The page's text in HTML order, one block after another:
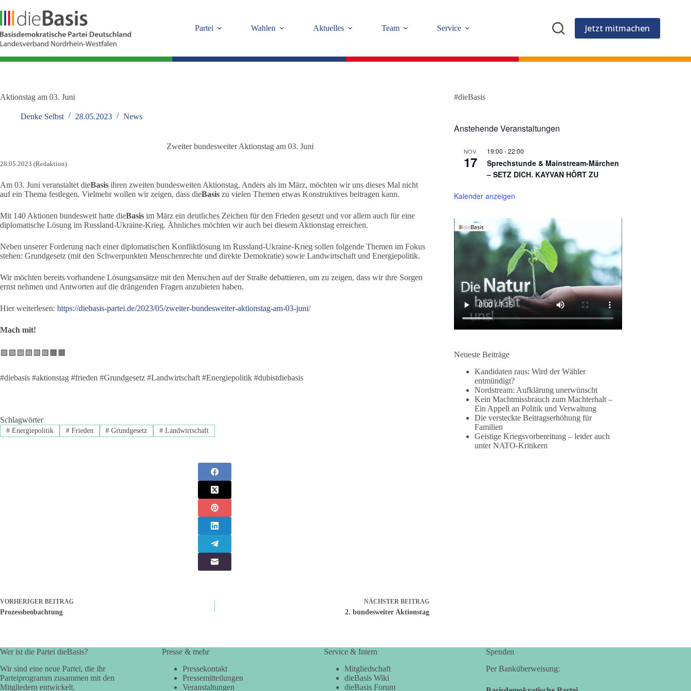
Inhalt
springen
Partei Wahlen Aktuelles Team Service Jetzt mitmachen
Aktionstag am 03. Juni
Denke Selbst 28.05.2023 News
Zweiter bundesweiter Aktionstag am 03. Juni
28.05.2023 (Redaktion)
Am 03. Juni veranstaltet dieBasis ihren zweiten bundesweiten Aktionstag. Anders als im März, möchten wir uns dieses Mal nicht
auf ein Thema festlegen. Vielmehr wollen wir zeigen, dass dieBasis zu vielen Themen etwas Konstruktives beitragen kann.
Mit 140 Aktionen bundesweit hatte dieBasis im März ein deutliches Zeichen für den Frieden gesetzt und vor allem auch für eine
diplomatische Lösung im Russland-Ukraine-Krieg. Ähnliches möchten wir auch bei diesem Aktionstag erreichen.
Neben unserer Forderung nach einer diplomatischen Konfliktlösung im Russland-Ukraine-Krieg sollen folgende Themen im Fokus
stehen: Grundgesetz (mit den Schwerpunkten Menschenrechte und direkte Demokratie) sowie Landwirtschaft und Energiepolitik.
Wir möchten bereits vorhandene Lösungsansätze mit den Menschen auf der Straße debattieren, um zu zeigen, dass wir ihre Sorgen
ernst nehmen und Antworten auf die drängenden Fragen anzubieten haben.
Hier weiterlesen: https://diebasis-partei.de/2023/05/zweiter-bundesweiter-aktionstag-am-03-juni/
Mach mit!
🟩🟩🟦🟦🟥🟥🟧🟧
#diebasis #aktionstag #frieden #Grundgesetz #Landwirtschaft #Energiepolitik #dubistdiebasis
Schlagwörter
#Energiepolitik #Frieden # Grundgesetz # Landwirtschaft
VORHERIGER BEITRAG
Prozessbeobachtung
NÄCHSTER BEITRAG
2. bundesweiter Aktionstag
#dieBasis
Anstehende Veranstaltungen
NOV.
17
19:00 -22:00
Sprechstunde & Mainstream-Märchen
– SETZ DICH. KAYVAN HÖRT ZU
Kalender anzeigen
Neueste Beiträge
Kandidaten raus: Wird der Wähler
entmündigt?
Nordstream: Aufklärung unerwünscht
Kein Machtmissbrauch zum Machterhalt –
Ein Appell an Politik und Verwaltung
Die versteckte Beitragserhöhung für
Familien
Geistige Kriegsvorbereitung – leider auch
unter NATO-Kritikern
Wer ist die Partei dieBasis?
Wir sind eine neue Partei, die ihr
Parteiprogramm zusammen mit den
Mitgliedern entwickelt.
Presse & mehr
Pressekontakt
Pressemitteilungen
Veranstaltungen
Service & Intern
Mitgliedschaft
dieBasis Wiki
dieBasis Forum
Spenden
Per Banküberweisung: